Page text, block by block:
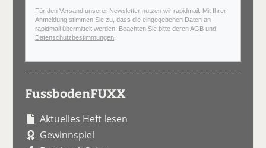
Für den Versand unserer Newsletter nutzen wir rapidmail. Mit Ihrer
Anmeldung stimmen Sie zu, dass die eingegebenen Daten an
rapidmail übermittelt werden. Beachten Sie bitte derenAGB und
Datenschutzbestimmungen
FussbodenFUXX
Aktuelles Heft lesen
Gewinnspiel